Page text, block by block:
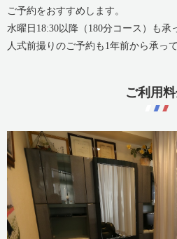
ご予約をおすすめします。
水曜日18:30以降（180分コース）も
人式前撮りのご予約も1年前から承っ
ご利用